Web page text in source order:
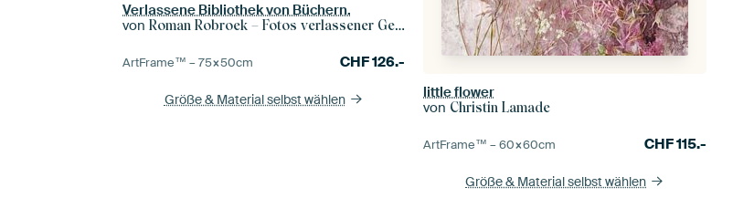
Verlassene Bibliothek von Büchern.
vonRoman Robroek – Fotos verlassener Gebäude
ArtFrame™ –75×50cm CHF126.-
Größe & Material selbst wählen
little flower
von Christin Lamade
ArtFrame™ –60×60cm CHF115.-
Größe & Material selbst wählen